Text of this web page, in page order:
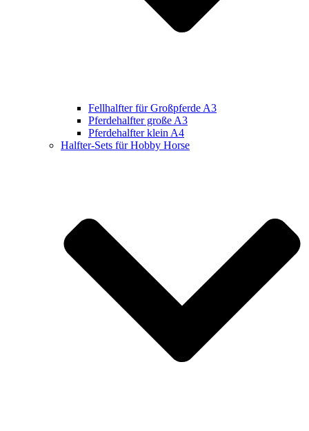
Fellhalfter für Großpferde A3
Pferdehalfter große A3
Pferdehalfter klein A4
Halfter-Sets für Hobby Horse